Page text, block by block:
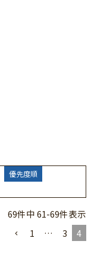
優先度順
69件中61-69件表示
1
… 3 4